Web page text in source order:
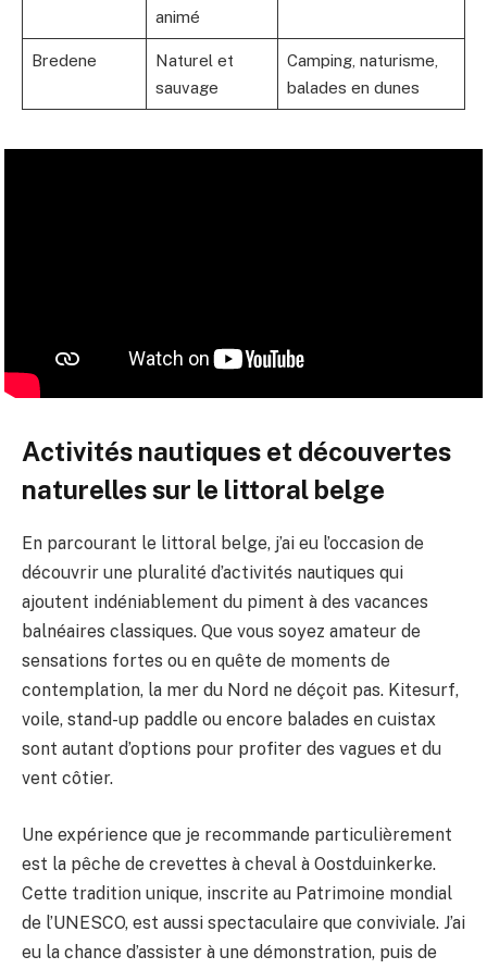
animé
Bredene
Naturel et
sauvage
Camping, naturisme,
balades en dunes
Activités nautiques et découvertes
naturelles sur le littoral belge
En parcourant le littoral belge, j’ai eu l’occasion de
découvrir une pluralité d’activités nautiques qui
ajoutent indéniablement du piment à des vacances
balnéaires classiques. Que vous soyez amateur de
sensations fortes ou en quête de moments de
contemplation, la mer du Nord ne déçoit pas. Kitesurf,
voile, stand-up paddle ou encore balades en cuistax
sont autant d’options pour profiter des vagues et du
vent côtier.
Une expérience que je recommande particulièrement
est la pêche de crevettes à cheval à Oostduinkerke.
Cette tradition unique, inscrite au Patrimoine mondial
de l’UNESCO, est aussi spectaculaire que conviviale. J’ai
eu la chance d’assister à une démonstration, puis de